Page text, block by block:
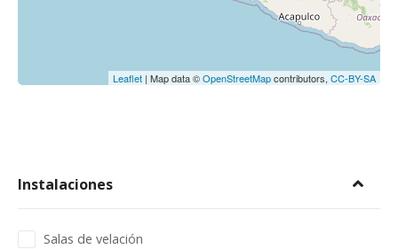
Leaflet | Map data ©OpenStreetMapcontributors, CC-BY-SA
Instalaciones
Salas de velación